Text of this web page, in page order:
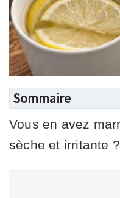
Sommaire
Vous en avez
sèche et irritante ?